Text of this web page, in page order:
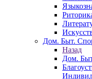
Дом. Быт.
Назад
Дом.